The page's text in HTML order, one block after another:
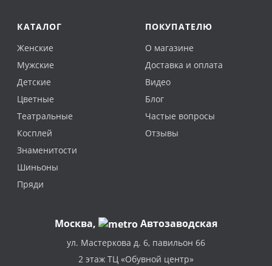
КАТАЛОГ
Женские
Мужские
Детские
Цветные
Театральные
Косплей
Знаменитости
Шиньоны
Пряди
ПОКУПАТЕЛЮ
О магазине
Доставка и оплата
Видео
Блог
Частые вопросы
Отзывы
Москва, Автозаводская
ул. Мастеркова д. 6, павильон 66
2 этаж ТЦ «Обувной центр»